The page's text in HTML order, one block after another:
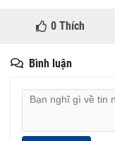
0Thích
Bình luận